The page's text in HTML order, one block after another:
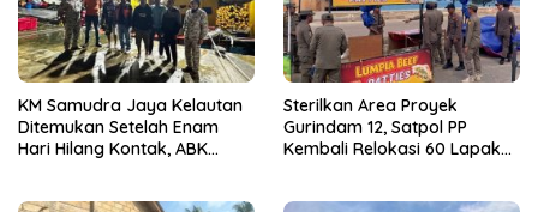
KM Samudra Jaya Kelautan
Ditemukan Setelah Enam
Hari Hilang Kontak, ABK
Sterilkan Area Proyek
Gurindam 12, Satpol PP
Kembali Relokasi 60 Lapak